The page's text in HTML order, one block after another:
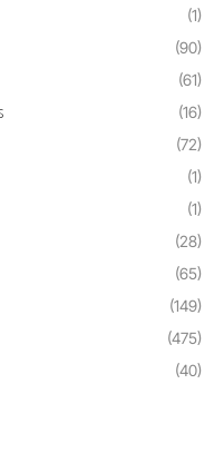
(1)
(90)
(61)
(16)
(72)
(1)
(1)
(28)
(65)
(149)
(475)
(40)